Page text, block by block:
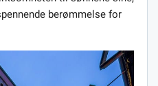
berømmelse for